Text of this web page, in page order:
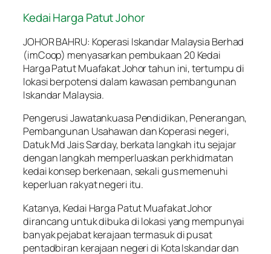
Kedai Harga Patut Johor
JOHOR BAHRU: Koperasi Iskandar Malaysia Berhad
(imCoop) menyasarkan pembukaan 20 Kedai
Harga Patut Muafakat Johor tahun ini, tertumpu di
lokasi berpotensi dalam kawasan pembangunan
Iskandar Malaysia.
Pengerusi Jawatankuasa Pendidikan, Penerangan,
Pembangunan Usahawan dan Koperasi negeri,
Datuk Md Jais Sarday, berkata langkah itu sejajar
dengan langkah memperluaskan perkhidmatan
kedai konsep berkenaan, sekali gus memenuhi
keperluan rakyat negeri itu.
Katanya, Kedai Harga Patut Muafakat Johor
dirancang untuk dibuka di lokasi yang mempunyai
banyak pejabat kerajaan termasuk di pusat
pentadbiran kerajaan negeri di Kota Iskandar dan